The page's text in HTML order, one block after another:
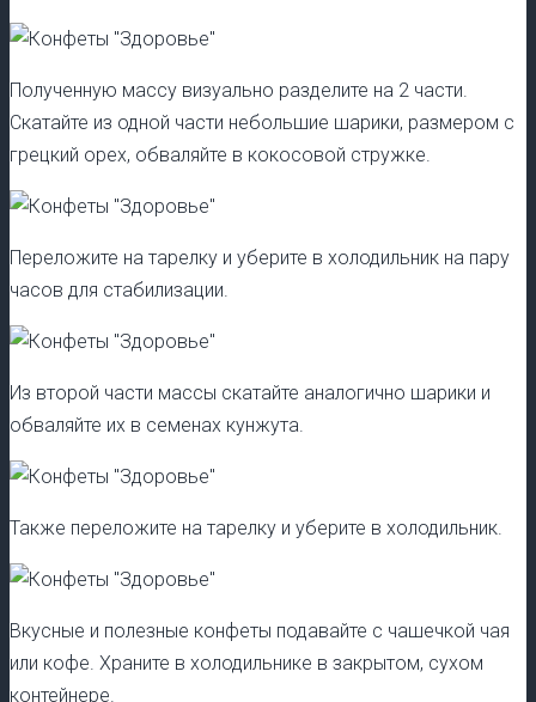
Полученную массу визуально разделите на 2 части.
Скатайте из одной части небольшие шарики, размером с
грецкий орех, обваляйте в кокосовой стружке.
Переложите на тарелку и уберите в холодильник на пару
часов для стабилизации.
Из второй части массы скатайте аналогично шарики и
обваляйте их в семенах кунжута.
Также переложите на тарелку и уберите в холодильник.
Вкусные и полезные конфеты подавайте с чашечкой чая
или кофе. Храните в холодильнике в закрытом, сухом
контейнере.